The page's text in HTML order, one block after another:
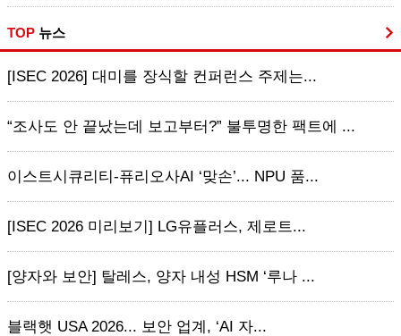
TOP 뉴스
[ISEC 2026] 대미를 장식할 컨퍼런스 주제는...
“조사도 안 끝났는데 보고부터?” 불투명한 팩트에 ...
이스트시큐리티-퓨리오사AI ‘맞손’... NPU 품...
[ISEC 2026 미리보기] LG유플러스, 제로트...
[양자와 보안] 탈레스, 양자 내성 HSM ‘루나 ...
블랙햇 USA 2026... 보안 업계, ‘AI 자...